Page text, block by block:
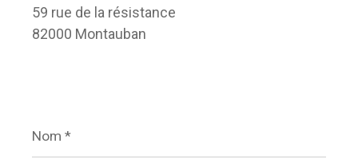
59 rue de la résistance
82000 Montauban
*